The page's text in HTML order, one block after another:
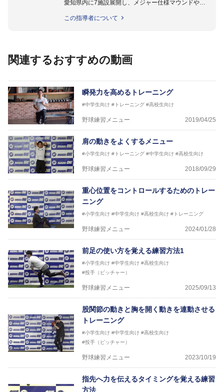
愛知県内に7施設展開し、メジャー仕様マウンドやト
動作解析システムを用いて、小学生からプロ野球選手
この指導者について
関連するおすすめの動画
瞬発力を高めるトレーニング
#中学生向け #トレーニング #高校生向け
野球練習メニュー 2019/04/25
肩の動きをよくするメニュー
#小学生向け #トレーニング #中学生向け #高校生向け
野球練習メニュー 2018/09/29
重心位置をコントロールするためのトレー
ニング
#小学生向け #中学生向け #高校生向け #トレーニング
野球練習メニュー 2024/01/28
前足の使い方を覚える練習方法1
#小学生向け #中学生向け #高校生向け
#投手（ピッチャー）
野球練習メニュー 2025/09/13
股関節の動きと胸を開く動きを連動させる
トレーニング
#小学生向け #中学生向け #高校生向け
#投手（ピッチャー）
野球練習メニュー 2023/10/19
指先へ力を伝えるタイミングを覚える練習
方法